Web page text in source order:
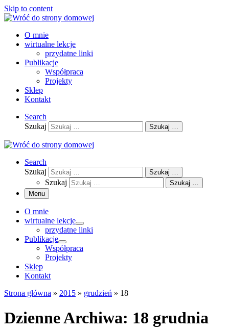
Skip to content
O mnie
wirtualne lekcje
przydatne linki
Publikacje
Współpraca
Projekty
Sklep
Kontakt
Search
Szukaj
Szukaj …
Search
Szukaj
Szukaj …
Szukaj
Szukaj …
Menu
O mnie
wirtualne lekcje
przydatne linki
Publikacje
Współpraca
Projekty
Sklep
Kontakt
Strona główna » 2015 » grudzień » 18
Dzienne Archiwa: 18 grudnia